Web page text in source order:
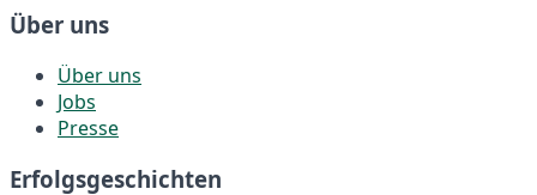
Über uns
Über uns
Jobs
Presse
Erfolgsgeschichten